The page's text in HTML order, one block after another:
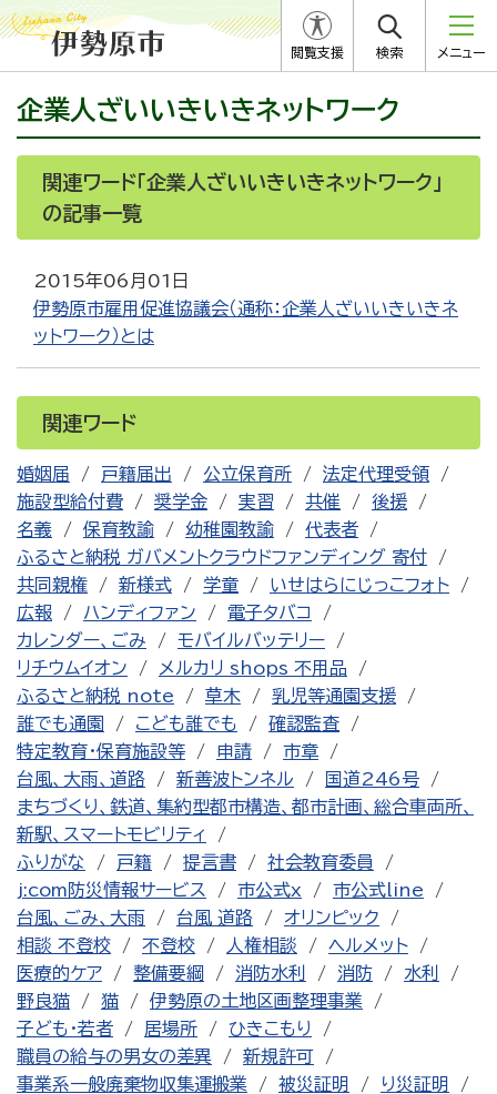
閲覧支援 検索 メニュー
企業人ざいいきいきネットワーク
関連ワード「企業人ざいいきいきネットワーク」
の記事一覧
2015年06月01日
伊勢原市雇用促進協議会（通称：企業人ざいいきいきネ
ットワーク）とは
関連ワード
婚姻届 戸籍届出 公立保育所
法定代理受領
施設型給付費
奨学金 実習 共催
後援
名義
保育教諭 幼稚園教諭
代表者
ふるさと納税 ガバメントクラウドファンディング 寄付
共同親権
新様式 学童
いせはらにじっこフォト
広報
ハンディファン
電子タバコ
カレンダー、ごみ
モバイルバッテリー
リチウムイオン
メルカリ shops 不用品
ふるさと納税 note
草木
乳児等通園支援
誰でも通園
こども誰でも
確認監査
特定教育・保育施設等
申請
市章
台風、大雨、道路
新善波トンネル
国道246号
まちづくり、鉄道、集約型都市構造、都市計画、総合車両所、
新駅、スマートモビリティ
ふりがな
戸籍 提言書
社会教育委員
j:com防災情報サービス
市公式x
市公式line
台風、ごみ、大雨
台風 道路
オリンピック
相談 不登校
不登校 人権相談
ヘルメット
医療的ケア
整備要綱 消防水利 消防
水利
野良猫
猫
伊勢原の土地区画整理事業
子ども・若者
居場所
ひきこもり
職員の給与の男女の差異
新規許可
事業系一般廃棄物収集運搬業
被災証明
り災証明